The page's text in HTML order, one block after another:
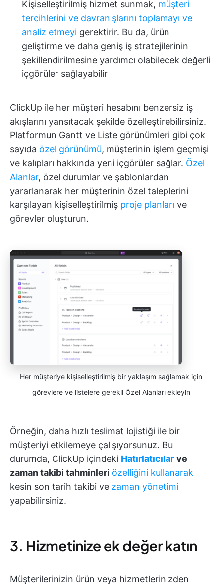
Kişiselleştirilmiş hizmet sunmak, müşteri
tercihlerini ve davranışlarını toplamayı ve
analiz etmeyi gerektirir. Bu da, ürün
geliştirme ve daha geniş iş stratejilerinin
şekillendirilmesine yardımcı olabilecek değerli
içgörüler sağlayabilir
ClickUp ile her müşteri hesabını benzersiz iş
akışlarını yansıtacak şekilde özelleştirebilirsiniz.
Platformun Gantt ve Liste görünümleri gibi çok
sayıda özel görünümü, müşterinin işlem geçmişi
ve kalıpları hakkında yeni içgörüler sağlar. Özel
Alanlar, özel durumlar ve şablonlardan
yararlanarak her müşterinin özel taleplerini
karşılayan kişiselleştirilmiş proje planları ve
görevler oluşturun.
Her müşteriye kişiselleştirilmiş bir yaklaşım sağlamak için
görevlere ve listelere gerekli Özel Alanları ekleyin
Örneğin, daha hızlı teslimat lojistiği ile bir
müşteriyi etkilemeye çalışıyorsunuz. Bu
durumda, ClickUp içindeki Hatırlatıcılar ve
zaman takibi tahminleri özelliğini kullanarak
kesin son tarih takibi ve zaman yönetimi
yapabilirsiniz.
3. Hizmetinize ek değer katın
Müşterilerinizin ürün veya hizmetlerinizden